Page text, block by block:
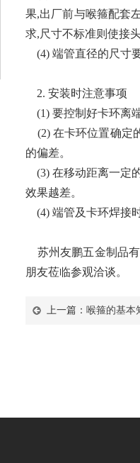
果,出厂前与喉箍配套
求,尺寸不标准则使接
(4) 端管直径的尺寸
2. 安装时注意事项
(1) 要控制好卡环离
(2) 在卡环位置确定
的偏差。
(3) 在移动距离一定
效果越差。
(4) 端管及卡环焊接
苏州友鹏五金制品有
朋友莅临参观洽谈。
上一篇： 喉箍的基本